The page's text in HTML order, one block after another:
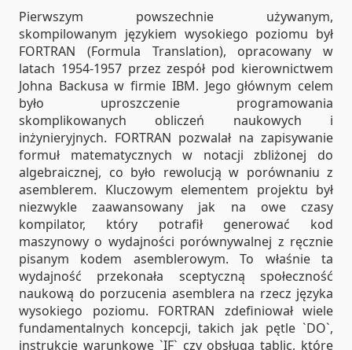
Pierwszym powszechnie używanym,
skompilowanym językiem wysokiego poziomu był
FORTRAN (Formula Translation), opracowany w
latach 1954-1957 przez zespół pod kierownictwem
Johna Backusa w firmie IBM. Jego głównym celem
było uproszczenie programowania
skomplikowanych obliczeń naukowych i
inżynieryjnych. FORTRAN pozwalał na zapisywanie
formuł matematycznych w notacji zbliżonej do
algebraicznej, co było rewolucją w porównaniu z
asemblerem. Kluczowym elementem projektu był
niezwykle zaawansowany jak na owe czasy
kompilator, który potrafił generować kod
maszynowy o wydajności porównywalnej z ręcznie
pisanym kodem asemblerowym. To właśnie ta
wydajność przekonała sceptyczną społeczność
naukową do porzucenia asemblera na rzecz języka
wysokiego poziomu. FORTRAN zdefiniował wiele
fundamentalnych koncepcji, takich jak pętle `DO`,
instrukcje warunkowe `IF` czy obsługa tablic, które